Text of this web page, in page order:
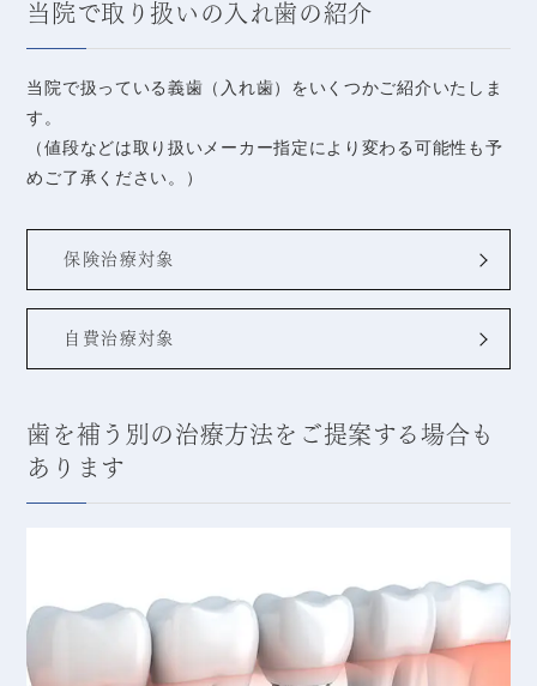
当院で取り扱いの入れ歯の紹介
当院で扱っている義歯（入れ歯）をいくつかご紹介いたしま
す。
（値段などは取り扱いメーカー指定により変わる可能性も予
めご了承ください。）
保険治療対象
自費治療対象
歯を補う別の治療方法をご提案する場合も
あります